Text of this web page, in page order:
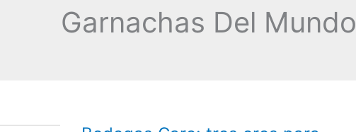
Garnachas Del Mundo
Bodegas